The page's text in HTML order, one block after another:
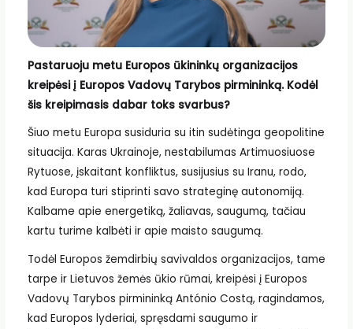
Pastaruoju metu Europos ūkininkų organizacijos
kreipėsi į Europos Vadovų Tarybos pirmininką. Kodėl
šis kreipimasis dabar toks svarbus?
Šiuo metu Europa susiduria su itin sudėtinga geopolitine
situacija. Karas Ukrainoje, nestabilumas Artimuosiuose
Rytuose, įskaitant konfliktus, susijusius su Iranu, rodo,
kad Europa turi stiprinti savo strateginę autonomiją.
Kalbame apie energetiką, žaliavas, saugumą, tačiau
kartu turime kalbėti ir apie maisto saugumą.
Todėl Europos žemdirbių savivaldos organizacijos, tame
tarpe ir Lietuvos žemės ūkio rūmai, kreipėsi į Europos
Vadovų Tarybos pirmininką António Costą, ragindamos,
kad Europos lyderiai, spręsdami saugumo ir